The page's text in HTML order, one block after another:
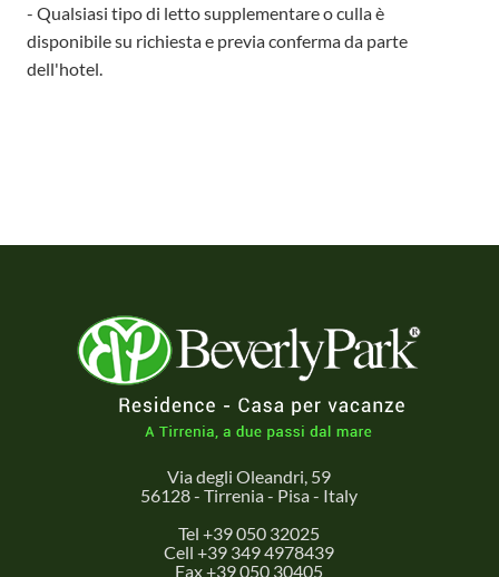
- Qualsiasi tipo di letto supplementare o culla è
disponibile su richiesta e previa conferma da parte
dell'hotel.
Via degli Oleandri, 59
56128 - Tirrenia - Pisa - Italy
Tel +39 050 32025
Cell +39 349 4978439
Fax +39 050 30405